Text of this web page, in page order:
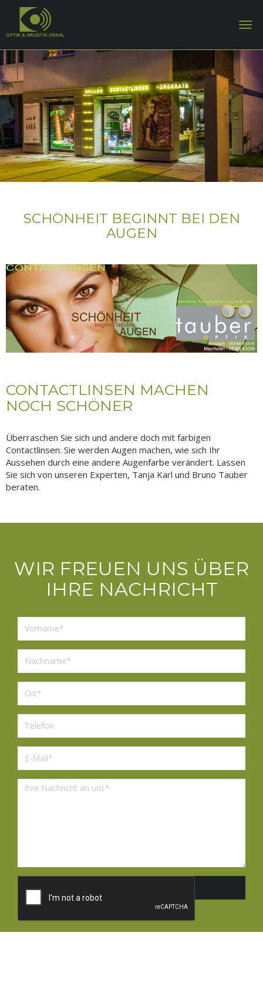
SCHÖNHEIT BEGINNT BEI DEN
AUGEN
CONTACTLINSEN MACHEN
NOCH SCHÖNER
Überraschen Sie sich und andere doch mit farbigen
Contactlinsen. Sie werden Augen machen, wie sich Ihr
Aussehen durch eine andere Augenfarbe verändert. Lassen
Sie sich von unseren Experten, Tanja Karl und Bruno Tauber
beraten.
WIR FREUEN UNS ÜBER
IHRE NACHRICHT